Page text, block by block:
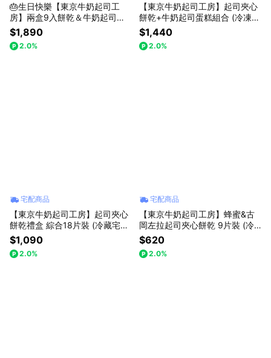
🎂生日快樂【東京牛奶起司工
房】兩盒9入餅乾＆牛奶起司蛋
糕 豪華Deluxe組合 (冷凍宅配｜
附無造蠟燭乙支)
$1,890
2.0%
【東京牛奶起司工房】起司夾心
餅乾+牛奶起司蛋糕組合 (冷凍宅
配)
$1,440
2.0%
宅配商品
【東京牛奶起司工房】起司夾心
餅乾禮盒 綜合18片裝 (冷藏宅配
｜常溫保存)
$1,090
2.0%
宅配商品
【東京牛奶起司工房】蜂蜜&古
岡左拉起司夾心餅乾 9片裝 (冷
藏宅配｜常溫保存)
$620
2.0%